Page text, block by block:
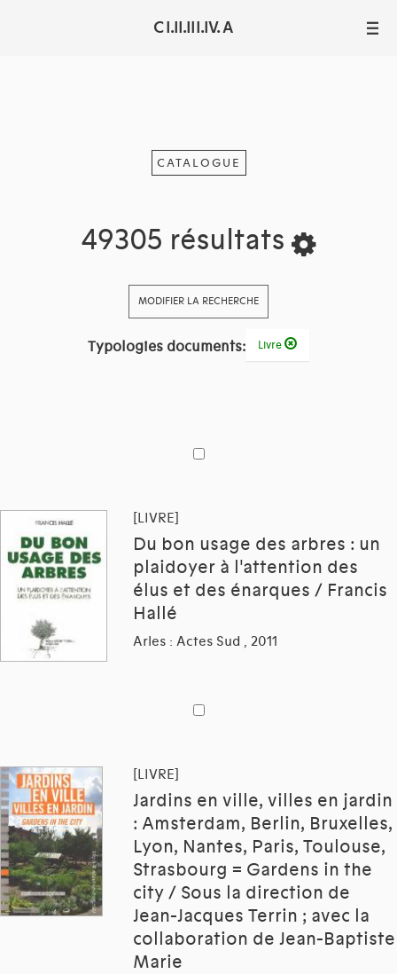
C I.II.III.IV. A III
CATALOGUE
49305 résultats
MODIFIER LA RECHERCHE
Typologies documents: Livre
[LIVRE]
Du bon usage des arbres : un
plaidoyer à l'attention des
élus et des énarques / Francis
Hallé
Arles : Actes Sud , 2011
[LIVRE]
Jardins en ville, villes en jardin
: Amsterdam, Berlin, Bruxelles,
Lyon, Nantes, Paris, Toulouse,
Strasbourg = Gardens in the
city / Sous la direction de
Jean-Jacques Terrin ; avec la
collaboration de Jean-Baptiste
Marie